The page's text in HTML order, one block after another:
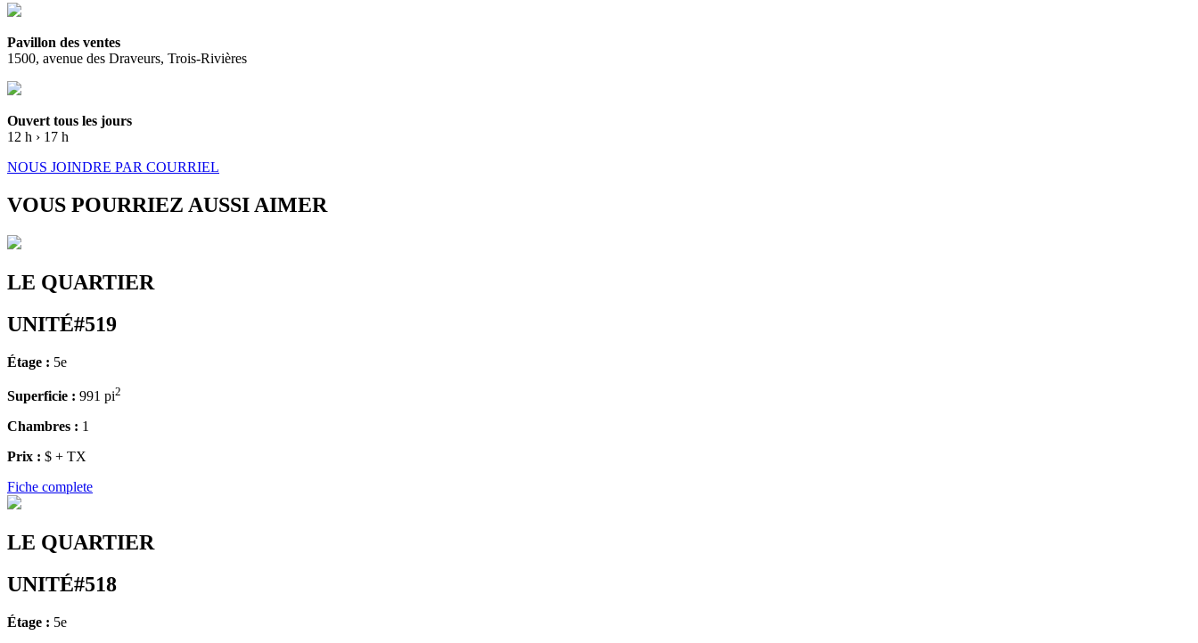
Pavillon des ventes
1500, avenue des Draveurs, Trois-Rivières
Ouvert tous les jours
12 h › 17 h
NOUS JOINDRE PAR COURRIEL
VOUS POURRIEZ AUSSI AIMER
LE QUARTIER
UNITÉ#519
Étage : 5e
Superficie : 991 pi2
Chambres : 1
Prix : $ + TX
Fiche complete
LE QUARTIER
UNITÉ#518
Étage : 5e